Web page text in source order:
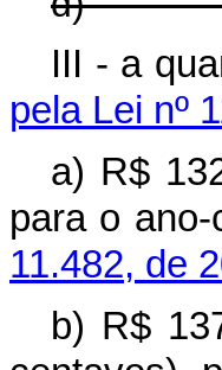
III - a
pela Lei nº
a) R$
para o
11.482, de
b) R$